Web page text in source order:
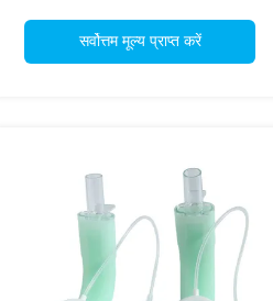
सर्वोत्तम मूल्य प्राप्त करें